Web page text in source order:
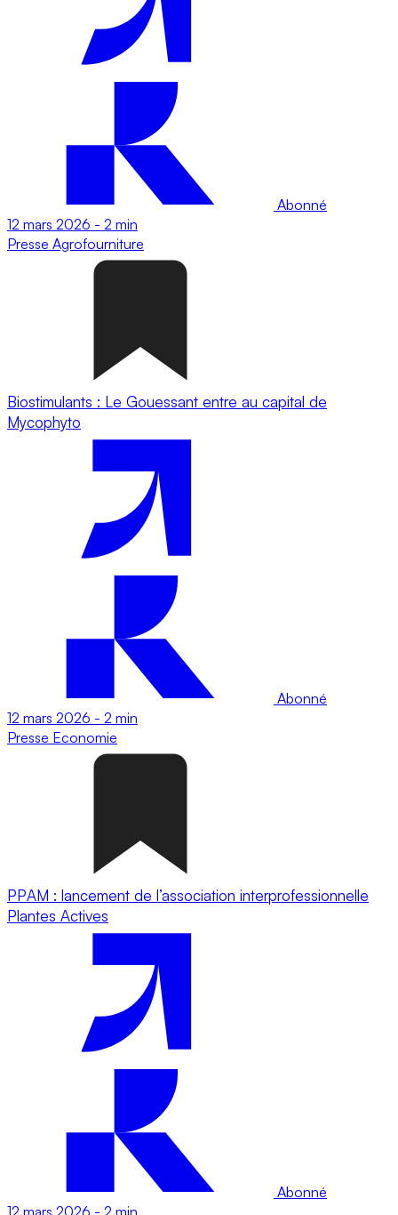
Abonné
12 mars 2026 - 2 min
Presse Agrofourniture
Biostimulants : Le Gouessant entre au capital de
Mycophyto
Abonné
12 mars 2026 - 2 min
Presse Economie
PPAM : lancement de l’association interprofessionnelle
Plantes Actives
Abonné
12 mars 2026 - 2 min